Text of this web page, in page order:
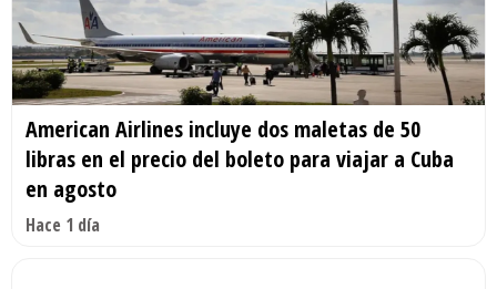
American Airlines incluye dos maletas de 50
libras en el precio del boleto para viajar a Cuba
en agosto
Hace 1 día